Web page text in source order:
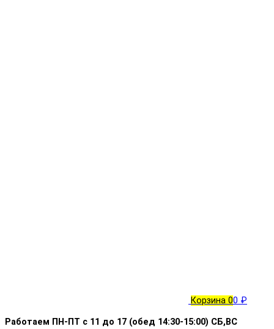
Корзина 00 ₽
Работаем ПН-ПТ с 11 до 17 (обед 14:30-15:00) СБ,ВС